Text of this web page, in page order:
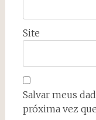
Site
Salvar meus
próxima vez